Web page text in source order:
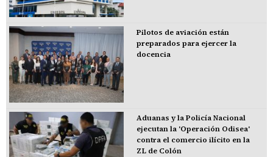
Pilotos de aviación están
preparados para ejercer la
docencia
Aduanas y la Policía Nacional
ejecutan la 'Operación Odisea'
contra el comercio ilícito en la
ZL de Colón